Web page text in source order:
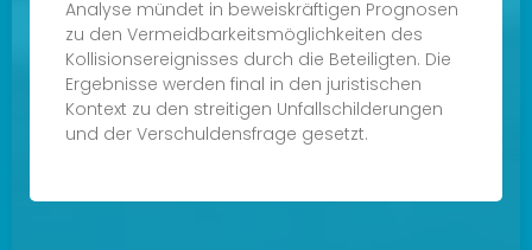
Analyse mündet in beweiskräftigen Prognosen
zu den Vermeidbarkeitsmöglichkeiten des
Kollisionsereignisses durch die Beteiligten. Die
Ergebnisse werden final in den juristischen
Kontext zu den streitigen Unfallschilderungen
und der Verschuldensfrage gesetzt.